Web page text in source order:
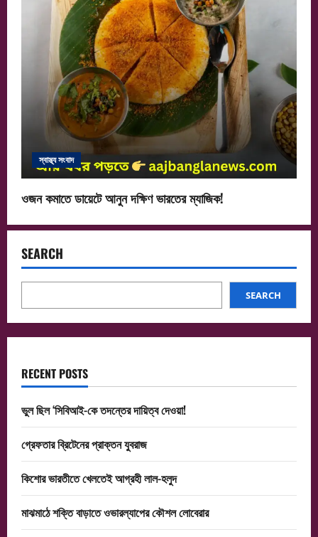
স্বাস্থ্য সংবাদ
ওজন কমাতে ডায়েটে আনুন দক্ষিণ ভারতের ম্যাজিক!
SEARCH
SEARCH
RECENT POSTS
ভুল ছিল ‘সিবিআই-কে তদন্তের দায়িত্ব দেওয়া!
গ্রেফতার ব্রিটেনের প্রাক্তন যুবরাজ
কিশোর ভারতীতে খেলতেই আগ্রহী লাল-হলুদ
মাঝমাঠে শক্তি বাড়াতে ওভারল্যাপের কৌশল লোবেরার